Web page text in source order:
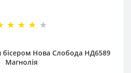
Нова Слобода НД6589
Магнолія